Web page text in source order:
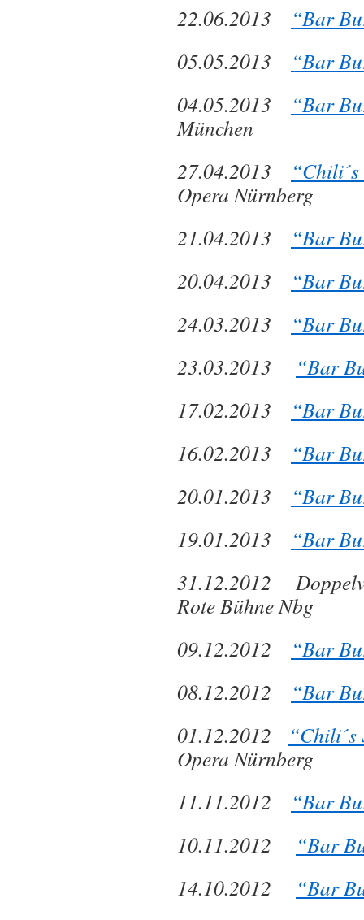
22.06.2013
“Bar
05.05.2013
“Bar
04.05.2013
“Bar
München
27.04.2013
Opera Nürnberg
21.04.2013
“Bar
20.04.2013
“Bar
24.03.2013
“Bar
23.03.2013
“Bar
17.02.2013
“Bar
16.02.2013
“Bar
20.01.2013
“Bar
19.01.2013
“Bar
31.12.2012
Rote Bühne Nbg
09.12.2012
“Bar
08.12.2012
“Bar
01.12.2012
“Chili´s
Opera Nürnberg
11.11.2012
“Bar
10.11.2012
“Bar
14.10.2012
“Bar